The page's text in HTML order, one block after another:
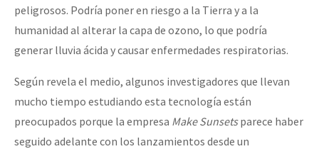
peligrosos. Podría poner en riesgo a la Tierra y a la
humanidad al alterar la capa de ozono, lo que podría
generar lluvia ácida y causar enfermedades respiratorias.
Según revela el medio, algunos investigadores que llevan
mucho tiempo estudiando esta tecnología están
preocupados porque la empresa Make Sunsetsparece haber
seguido adelante con los lanzamientos desde un